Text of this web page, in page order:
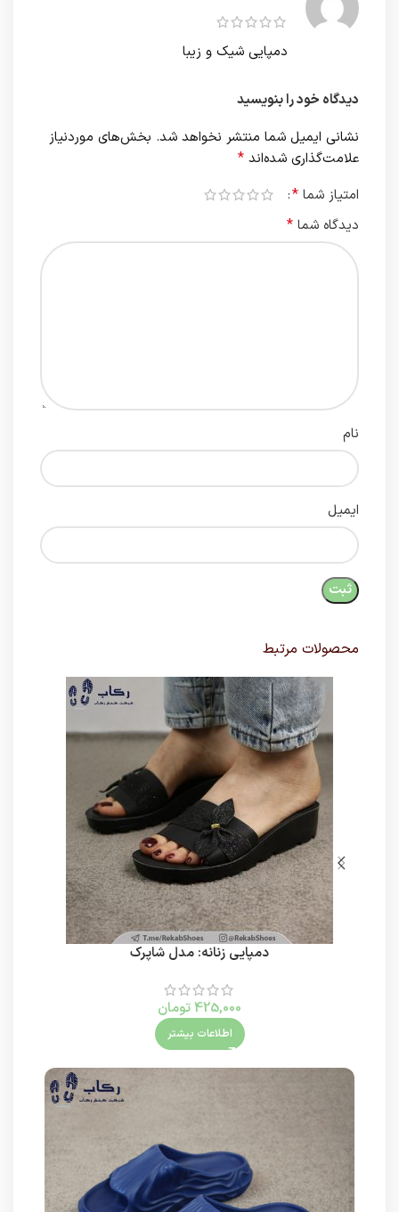
دمپایی شیک و زیبا
دیدگاه خود را بنویسید
نشانی ایمیل شما منتشر نخواهد شد. بخش‌های موردنیاز
علامت‌گذاری شده‌اند *
امتیاز شما *
دیدگاه شما *
نام
ایمیل
محصولات مرتبط
دمپایی زنانه: مدل شاپرک
425,000 تومان
اطلاعات بیشتر